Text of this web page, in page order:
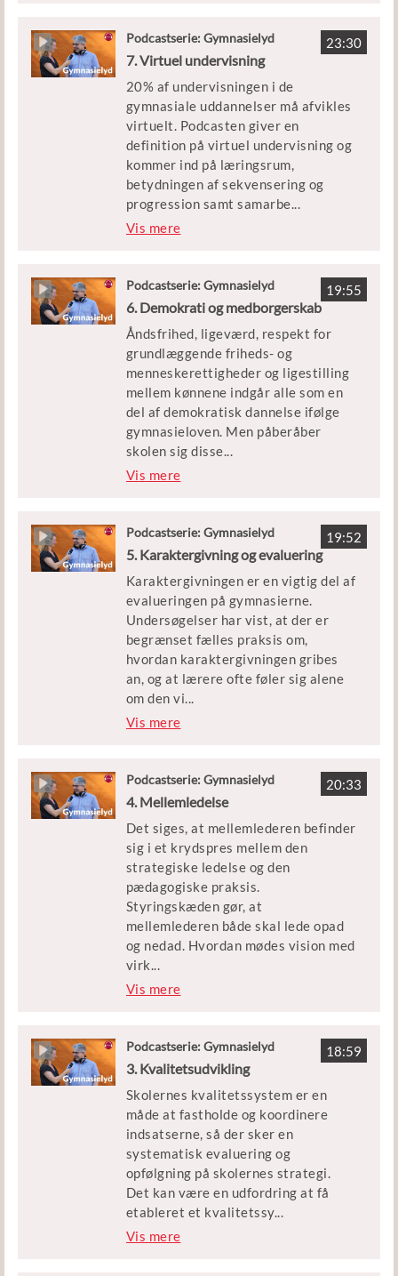
Mette Trangbæk er rektor på Greve
Gymnasium, Ellen Krogh er
professor i danskfagets didaktik på
SDU og primus motor i en lang række
forskningsprojekter om skriftlighed
og skri-veudvikling i gymnasiet
23:30
Podcastserie: Gymnasielyd
7. Virtuel undervisning
20% af undervisningen i de
gymnasiale uddannelser må afvikles
virtuelt. Podcasten giver en
definition på virtuel undervisning og
kommer ind på læringsrum,
betydningen af sekvensering og
progression samt samarbe...
jde i faggrupper.
Center for Undervisningsudvikling
på Institut for Kommunikation og
Kultur på Medievidenskab, Aarhus
Universitet. Thomas Jørgensen er
rektor på Borupgaard Gymnasium og
sammen med Ivar Ørnby fra UNORD
og Anne-Birgitte Rasmussen fra Det
Åbne Gymnasium har han været
initiativtager til et projekt for at
kvalificere brugen af virtuel
undervisning i gymnasial
Vis mere
19:55
Podcastserie: Gymnasielyd
6. Demokrati og medborgerskab
Åndsfrihed, ligeværd, respekt for
grundlæggende friheds- og
menneskerettigheder og ligestilling
mellem kønnene indgår alle som en
del af demokratisk dannelse ifølge
gymnasieloven. Men påberåber
skolen sig disse...
værdier som et værn imod andre
ligeværdig dialog?
Gæsterne i dag er Yago Bundgaard,
uddannelsesdirektør på Århus TECH,
der bl.a. har markeret sig i debatten
om elever af anden etnisk herkomst,
og Ove Korsgaard, professor
emeritus og dr.pæd. fra Århus
Universitet og DPU.
Vis mere
19:52
Podcastserie: Gymnasielyd
5. Karaktergivning og evaluering
Karaktergivningen er en vigtig del af
evalueringen på gymnasierne.
Undersøgelser har vist, at der er
begrænset fælles praksis om,
hvordan karaktergivningen gribes
an, og at lærere ofte føler sig alene
om den vi...
gtige opgave. Samtidig er karakterer
og for deres oplevelse af læring og
mestring. Hvordan kan
så motivation og læring tilgodeses?
Gæsterne i dag er Noemi
Katznelson, forsker på CFU og
medforfatter til bogen
”Karakterbogen”, og Nicolas
Marinos, lektor på Lyngby
Gymnasium, der bl.a. har skrevet om
summativ evaluering i
Vis mere
20:33
Podcastserie: Gymnasielyd
4. Mellemledelse
Det siges, at mellemlederen befinder
sig i et krydspres mellem den
strategiske ledelse og den
pædagogiske praksis.
Styringskæden gør, at
mellemlederen både skal lede opad
og nedad. Hvordan mødes vision med
virk...
elighed, ledelse med læreridentitet,
mellemlederen teams og faggrupper
til at arbejde sammen om en
Gæsterne i dag er Henrik Nevers,
rektor på Roskilde Gymnasium, og
Peter Henrik Raae, ph.d. og lektor
ved Uddannelsesvidenskab ved
Syddansk Universitet, der bl.a. har
forsket i ledelse og
reformimplementering på de
Vis mere
18:59
Podcastserie: Gymnasielyd
3. Kvalitetsudvikling
Skolernes kvalitetssystem er en
måde at fastholde og koordinere
indsatserne, så der sker en
systematisk evaluering og
opfølgning på skolernes strategi.
Det kan være en udfordring at få
etableret et kvalitetssy...
stem, der er omfattende nok til at
Vis mere